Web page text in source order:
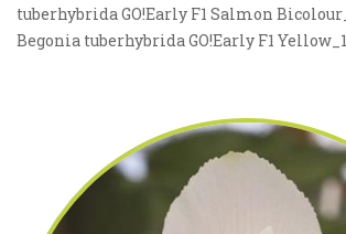
tuberhybrida GO!Early F1 Salmon
Begonia tuberhybrida GO!Early F1